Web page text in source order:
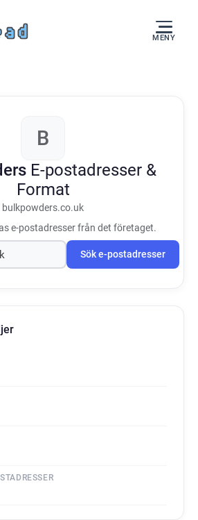
MENY
B
E-postadresser &
Format
bulkpowders.co.uk
e-postadresser från det företaget.
Sök e-postadresser